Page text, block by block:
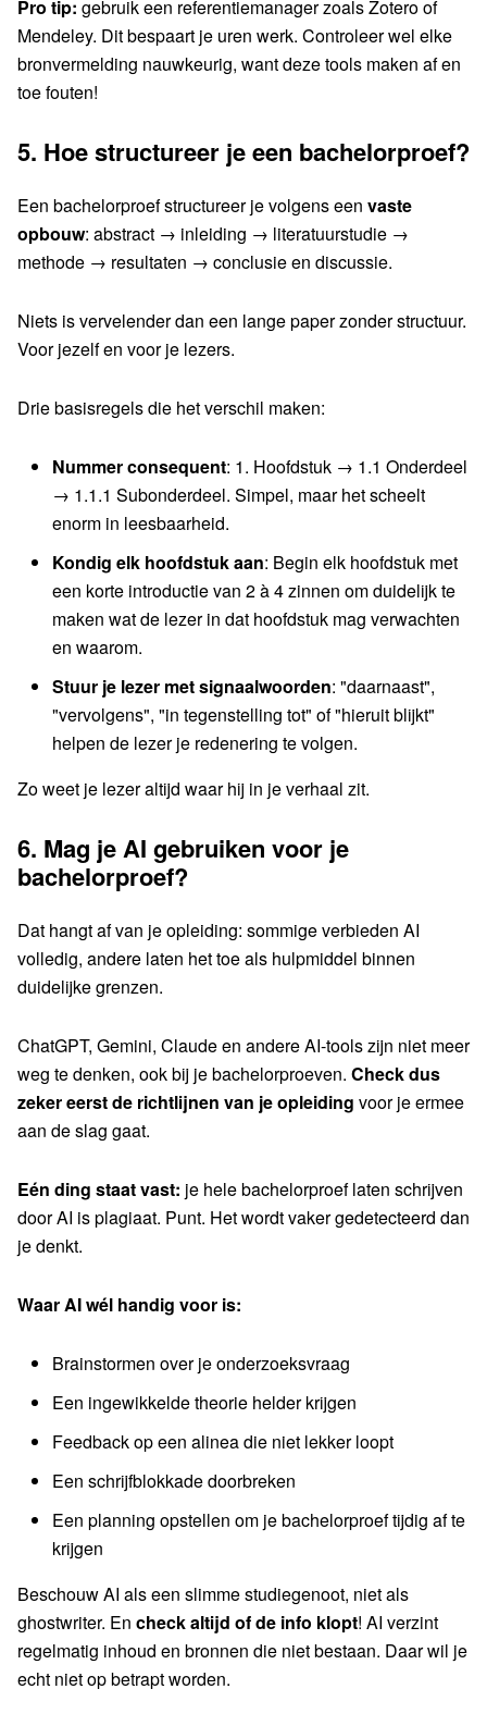
Pro tip: gebruik een referentiemanager zoals Zotero of
Mendeley. Dit bespaart je uren werk. Controleer wel elke
bronvermelding nauwkeurig, want deze tools maken af en
toe fouten!
5. Hoe structureer je een bachelorproef?
Een bachelorproef structureer je volgens een vaste
opbouw: abstract → inleiding → literatuurstudie →
methode → resultaten → conclusie en discussie.
Niets is vervelender dan een lange paper zonder structuur.
Voor jezelf en voor je lezers.
Drie basisregels die het verschil maken:
Nummer consequent: 1. Hoofdstuk → 1.1 Onderdeel
→ 1.1.1 Subonderdeel. Simpel, maar het scheelt
enorm in leesbaarheid.
Kondig elk hoofdstuk aan: Begin elk hoofdstuk met
een korte introductie van 2 à 4 zinnen om duidelijk te
maken wat de lezer in dat hoofdstuk mag verwachten
en waarom.
Stuur je lezer met signaalwoorden: "daarnaast",
"vervolgens", "in tegenstelling tot" of "hieruit blijkt"
helpen de lezer je redenering te volgen.
Zo weet je lezer altijd waar hij in je verhaal zit.
6. Mag je AI gebruiken voor je
bachelorproef?
Dat hangt af van je opleiding: sommige verbieden AI
volledig, andere laten het toe als hulpmiddel binnen
duidelijke grenzen.
ChatGPT, Gemini, Claude en andere AI-tools zijn niet meer
weg te denken, ook bij je bachelorproeven. Check dus
zeker eerst de richtlijnen van je opleiding voor je ermee
aan de slag gaat.
Eén ding staat vast: je hele bachelorproef laten schrijven
door AI is plagiaat. Punt. Het wordt vaker gedetecteerd dan
je denkt.
Waar AI wél handig voor is:
Brainstormen over je onderzoeksvraag
Een ingewikkelde theorie helder krijgen
Feedback op een alinea die niet lekker loopt
Een schrijfblokkade doorbreken
Een planning opstellen om je bachelorproef tijdig af te
krijgen
Beschouw AI als een slimme studiegenoot, niet als
ghostwriter. En check altijd of de info klopt! AI verzint
regelmatig inhoud en bronnen die niet bestaan. Daar wil je
echt niet op betrapt worden.